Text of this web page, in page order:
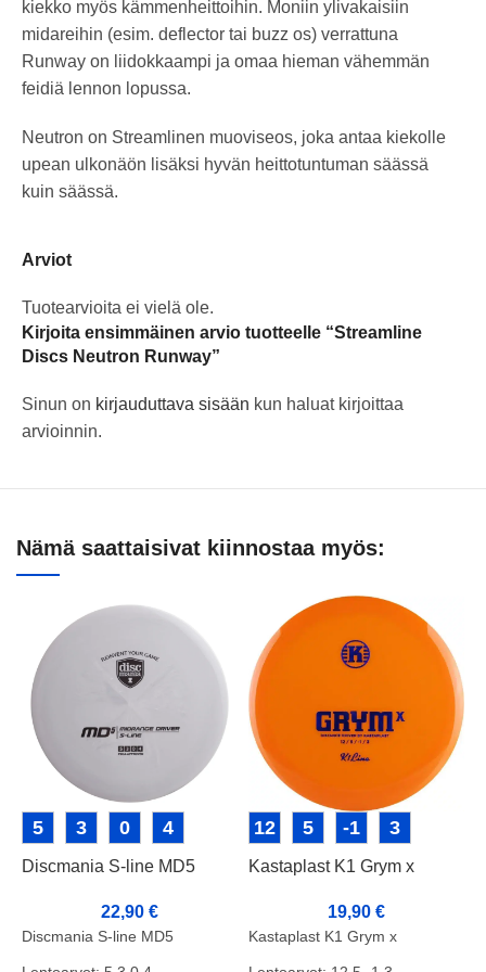
kiekko myös kämmenheittoihin. Moniin ylivakaisiin
midareihin (esim. deflector tai buzz os) verrattuna
Runway on liidokkaampi ja omaa hieman vähemmän
feidiä lennon lopussa.
Neutron on Streamlinen muoviseos, joka antaa kiekolle
upean ulkonäön lisäksi hyvän heittotuntuman säässä
kuin säässä.
Arviot
Tuotearvioita ei vielä ole.
Kirjoita ensimmäinen arvio tuotteelle “Streamline
Discs Neutron Runway”
Sinun on kirjauduttava sisään kun haluat kirjoittaa
arvioinnin.
Nämä saattaisivat kiinnostaa myös:
5 3 0 4
Discmania S-line MD5
22,90 €
Discmania S-line MD5
12 5 -1 3
Kastaplast K1 Grym x
19,90 €
Kastaplast K1 Grym x